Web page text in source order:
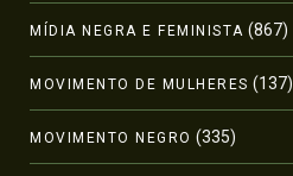
MÍDIA NEGRA E FEMINISTA (867)
MOVIMENTO DE MULHERES (137)
MOVIMENTO NEGRO (335)